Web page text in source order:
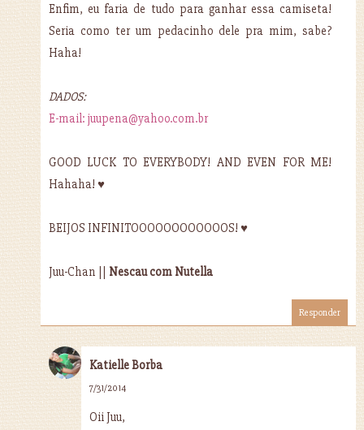
Enfim, eu faria de tudo para ganhar essa camiseta!
Seria como ter um pedacinho dele pra mim, sabe?
Haha!
DADOS:
E-mail: juupena@yahoo.com.br
GOOD LUCK TO EVERYBODY! AND EVEN FOR ME!
Hahaha! ♥
BEIJOS INFINITOOOOOOOOOOOOS! ♥
Juu-Chan || Nescau com Nutella
Responder
Katielle Borba
7/31/2014
Oii Juu,